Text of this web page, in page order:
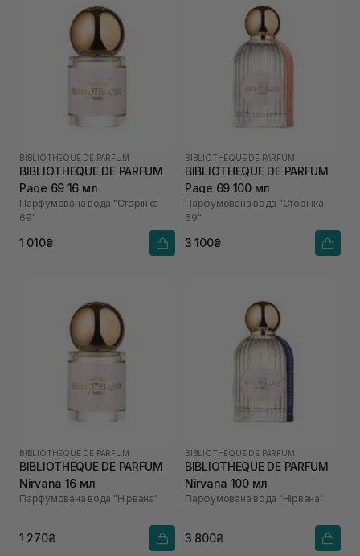
BIBLIOTHEQUE DE PARFUM
BIBLIOTHEQUE DE PARFUM
Page 69 16 мл
Парфумована вода "Сторінка
69"
1 010₴
BIBLIOTHEQUE DE PARFUM
BIBLIOTHEQUE DE PARFUM
Page 69 100 мл
Парфумована вода "Сторінка
69"
3 100₴
BIBLIOTHEQUE DE PARFUM
BIBLIOTHEQUE DE PARFUM
Nirvana 16 мл
Парфумована вода "Нірвана"
1 270₴
BIBLIOTHEQUE DE PARFUM
BIBLIOTHEQUE DE PARFUM
Nirvana 100 мл
Парфумована вода "Нірвана"
3 800₴